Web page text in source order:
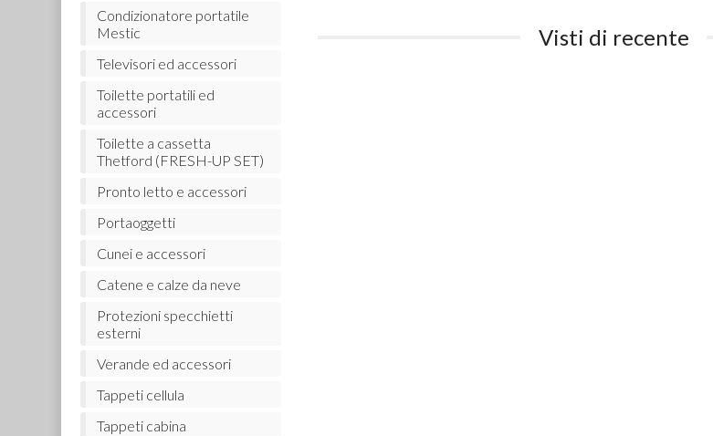
Visti di recente
Condizionatore portatile
Mestic
Televisori ed accessori
Toilette portatili ed
accessori
Toilette a cassetta
Thetford (FRESH-UP SET)
Pronto letto e accessori
Portaoggetti
Cunei e accessori
Catene e calze da neve
Protezioni specchietti
esterni
Verande ed accessori
Tappeti cellula
Tappeti cabina